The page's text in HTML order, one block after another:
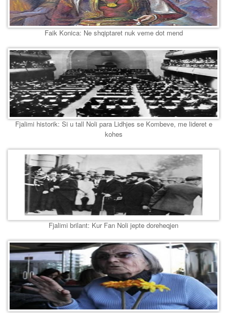
Faik Konica: Ne shqiptaret nuk veme dot mend
Fjalimi historik: Si u tall Noli para Lidhjes se Kombeve, me lideret e
kohes
Fjalimi brilant: Kur Fan Noli jepte doreheqjen